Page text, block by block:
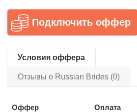
Подключить оффер
Условия оффера
Отзывы о Russian Brides (0)
Оффер Оплата